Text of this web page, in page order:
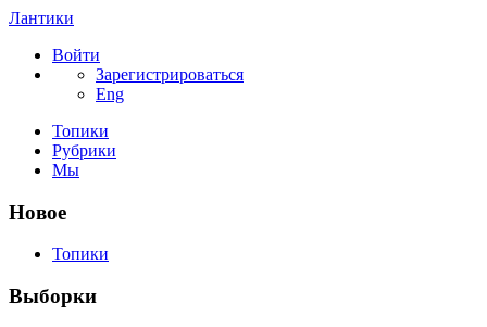
Лантики
Войти
Зарегистрироваться
Eng
Топики
Рубрики
Мы
Новое
Топики
Выборки